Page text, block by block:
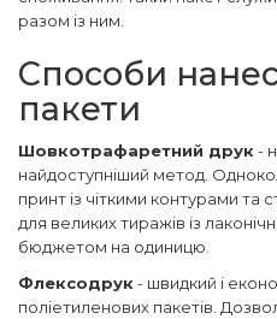
разом із ним.
Способи
пакети
Шовкотрафаретний друк-
найдоступніший метод.
принт із чіткими контурами та
для великих тиражів із
бюджетом на одиницю.
Флексодрук- швидкий і
поліетиленових пакетів.